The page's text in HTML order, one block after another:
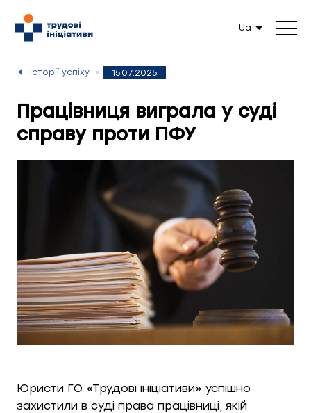
Ua
Історії успіху 15.07.2025
Працівниця виграла у суді
справу проти ПФУ
Юристи ГО «Трудові ініціативи» успішно
захистили в суді права працівниці, якій